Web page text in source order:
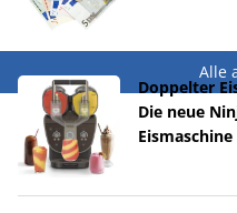
Alle
Doppelter
Die neue